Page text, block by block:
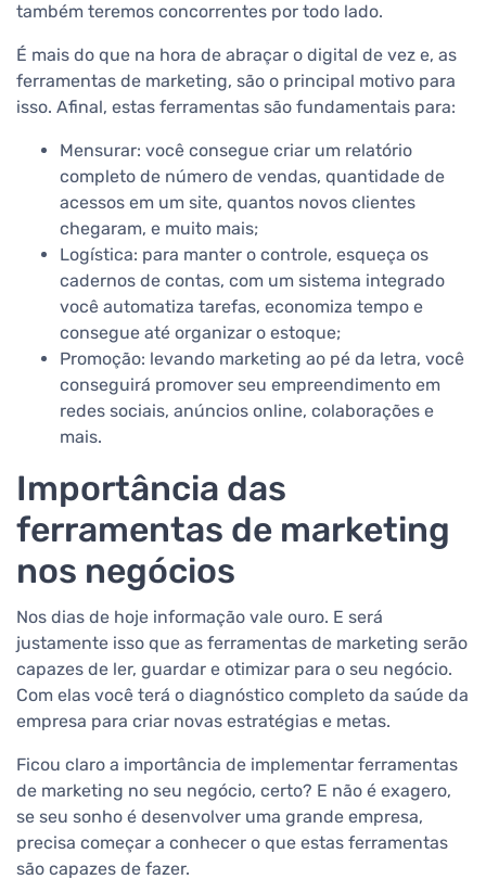
também teremos concorrentes por todo lado.
É mais do que na hora de abraçar o digital de vez e, as
ferramentas de marketing, são o principal motivo para
isso. Afinal, estas ferramentas são fundamentais para:
Mensurar: você consegue criar um relatório
completo de número de vendas, quantidade de
acessos em um site, quantos novos clientes
chegaram, e muito mais;
Logística: para manter o controle, esqueça os
cadernos de contas, com um sistema integrado
você automatiza tarefas, economiza tempo e
consegue até organizar o estoque;
Promoção: levando marketing ao pé da letra, você
conseguirá promover seu empreendimento em
redes sociais, anúncios online, colaborações e
mais.
Importância das
ferramentas de marketing
nos negócios
Nos dias de hoje informação vale ouro. E será
justamente isso que as ferramentas de marketing serão
capazes de ler, guardar e otimizar para o seu negócio.
Com elas você terá o diagnóstico completo da saúde da
empresa para criar novas estratégias e metas.
Ficou claro a importância de implementar ferramentas
de marketing no seu negócio, certo? E não é exagero,
se seu sonho é desenvolver uma grande empresa,
precisa começar a conhecer o que estas ferramentas
são capazes de fazer.